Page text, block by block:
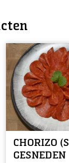
CHORIZO
GESNEDEN